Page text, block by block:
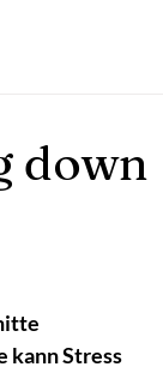
down
kann Stress